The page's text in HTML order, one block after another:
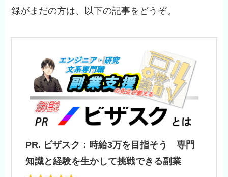
録がまだの方は、以下の記事をどうぞ。
PR. ビザスク：時給3万を目指そう 専門
知識と経験を生かして挑戦できる副業